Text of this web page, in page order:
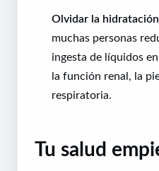
Olvidar la
muchas personas
ingesta de líquidos
la función renal, la
respiratoria.
Tu salud